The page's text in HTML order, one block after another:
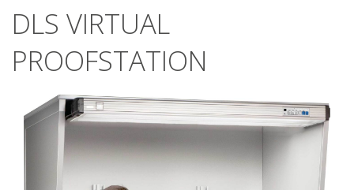
Aktuelles
Unternehmen
Kontakt
DLS VIRTUAL
PROOFSTATION